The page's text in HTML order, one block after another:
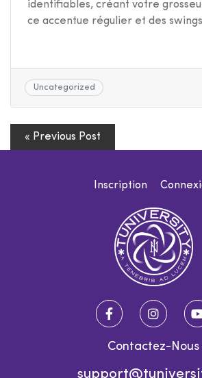
identifiables, créant votre
ce accentue régulier et des
Uncategorized
« Previous Post
Inscription
Contactez-Nous